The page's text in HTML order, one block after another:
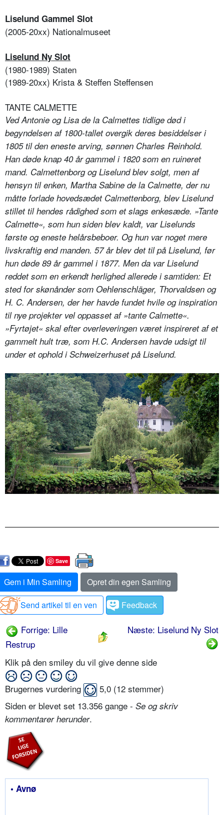
Liselund Gammel Slot
(2005-20xx) Nationalmuseet
Liselund Ny Slot
(1980-1989) Staten
(1989-20xx) Krista & Steffen Steffensen
TANTE CALMETTE
Ved Antonie og Lisa de la Calmettes tidlige død i
begyndelsen af 1800-tallet overgik deres besiddelser i
1805 til den eneste arving, sønnen Charles Reinhold.
Han døde knap 40 år gammel i 1820 som en ruineret
mand. Calmettenborg og Liselund blev solgt, men af
hensyn til enken, Martha Sabine de la Calmette, der nu
måtte forlade hovedsædet Calmettenborg, blev Liselund
stillet til hendes rådighed som et slags enkesæde. »Tante
Calmette«, som hun siden blev kaldt, var Liselunds
første og eneste helårsbeboer. Og hun var noget mere
livskraftig end manden. 57 år blev det til på Liselund, før
hun døde 89 år gammel i 1877. Men da var Liselund
reddet som en erkendt herlighed allerede i samtiden: Et
sted for skønånder som Oehlenschläger, Thorvaldsen og
H. C. Andersen, der her havde fundet hvile og inspiration
til nye projekter vel oppasset af »tante Calmette«.
»Fyrtøjet« skal efter overleveringen været inspireret af et
gammelt hult træ, som H.C. Andersen havde udsigt til
under et ophold i Schweizerhuset på Liselund.
Save
Gem i Min Samling
Opret din egen Samling
Send artikel til en ven
Feedback
Forrige: Lille
Restrup
Næste: Liselund Ny Slot
Klik på den smiley du vil give denne side
Brugernes vurdering 5,0 (12 stemmer)
Siden er blevet set 13.356 gange - Se og skriv
kommentarer herunder.
• Avnø